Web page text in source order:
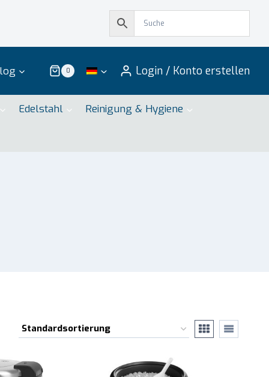
0 Login / Konto erstellen
Edelstahl Reinigung & Hygiene